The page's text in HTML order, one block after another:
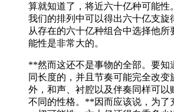
算就知道了，将近六十亿种可能性
我们的排列中可以得出六十亿支旋
从存在的六十亿种组合中选择他所
能性是非常大的。
**然而这还不是事物的全部。要知
同长度的，并且节奏可能完全改变
外，和声、衬腔以及伴奏同样可以
不同的性格。**因而应该说，为了